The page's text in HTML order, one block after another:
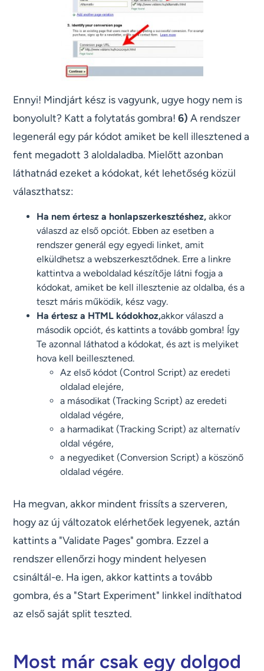
Ennyi! Mindjárt kész is vagyunk, ugye hogy nem is
bonyolult? Katt a folytatás gombra!6) A rendszer
legenerál egy pár kódot amiket be kell illesztened a
fent megadott 3 aloldaladba. Mielőtt azonban
láthatnád ezeket a kódokat, két lehetőség közül
választhatsz:
Ha nem értesz a honlapszerkesztéshez, akkor
válaszd az első opciót. Ebben az esetben a
rendszer generál egy egyedi linket, amit
elküldhetsz a webszerkesztődnek. Erre a linkre
kattintva a weboldalad készítője látni fogja a
kódokat, amiket be kell illesztenie az oldalba, és a
teszt máris működik, kész vagy.
Ha értesz a HTML kódokhoz,akkor válaszd a
második opciót, és kattints a tovább gombra! Így
Te azonnal láthatod a kódokat, és azt is melyiket
hova kell beillesztened.
Az első kódot (Control Script) az eredeti
oldalad elejére,
a másodikat (Tracking Script) az eredeti
oldalad végére,
a harmadikat (Tracking Script) az alternatív
oldal végére,
a negyediket (Conversion Script) a köszönő
oldalad végére.
Ha megvan, akkor mindent frissíts a szerveren,
hogy az új változatok elérhetőek legyenek, aztán
kattints a "Validate Pages" gombra. Ezzel a
rendszer ellenőrzi hogy mindent helyesen
csináltál-e. Ha igen, akkor kattints a tovább
gombra, és a "Start Experiment" linkkel indíthatod
az első saját split teszted.
Most már csak egy dolgod